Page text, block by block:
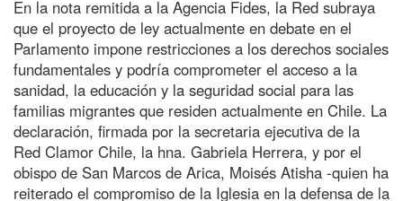
En la nota remitida a la Agencia Fides, la Red subraya
que el proyecto de ley actualmente en debate en el
Parlamento impone restricciones a los derechos sociales
fundamentales y podría comprometer el acceso a la
sanidad, la educación y la seguridad social para las
familias migrantes que residen actualmente en Chile. La
declaración, firmada por la secretaria ejecutiva de la
Red Clamor Chile, la hna. Gabriela Herrera, y por el
obispo de San Marcos de Arica, Moisés Atisha -quien ha
reiterado el compromiso de la Iglesia en la defensa de la